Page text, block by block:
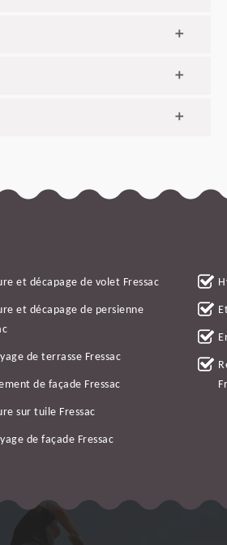
et décapage de volet Fressac
et décapage de persienne
de terrasse Fressac
de façade Fressac
sur tuile Fressac
de façade Fressac